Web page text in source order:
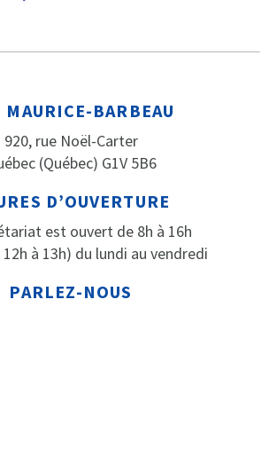
MAURICE-BARBEAU
920, rue Noël-Carter
(Québec) G1V 5B6
D’OUVERTURE
est ouvert de 8h à 16h
à 13h) du lundi au vendredi
PARLEZ-NOUS